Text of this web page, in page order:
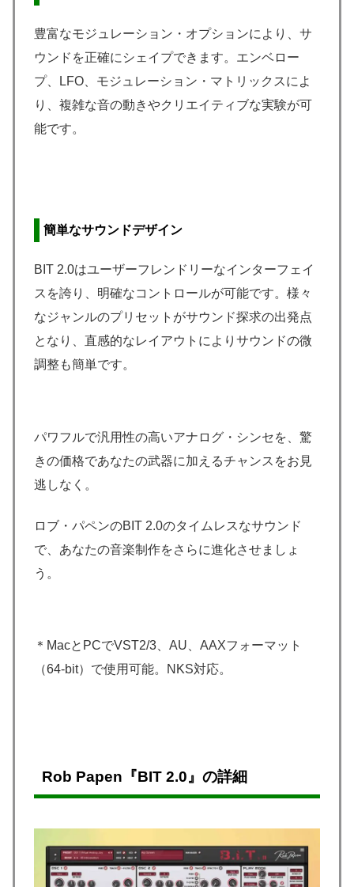
豊富なモジュレーション・オプションにより、サ
ウンドを正確にシェイプできます。エンベロー
プ、LFO、モジュレーション・マトリックスによ
り、複雑な音の動きやクリエイティブな実験が可
能です。
簡単なサウンドデザイン
BIT 2.0はユーザーフレンドリーなインターフェイ
スを誇り、明確なコントロールが可能です。様々
なジャンルのプリセットがサウンド探求の出発点
となり、直感的なレイアウトによりサウンドの微
調整も簡単です。
パワフルで汎用性の高いアナログ・シンセを、驚
きの価格であなたの武器に加えるチャンスをお見
逃しなく。
ロブ・パペンのBIT 2.0のタイムレスなサウンド
で、あなたの音楽制作をさらに進化させましょ
う。
＊MacとPCでVST2/3、AU、AAXフォーマット
（64-bit）で使用可能。NKS対応。
Rob Papen『BIT 2.0』の詳細